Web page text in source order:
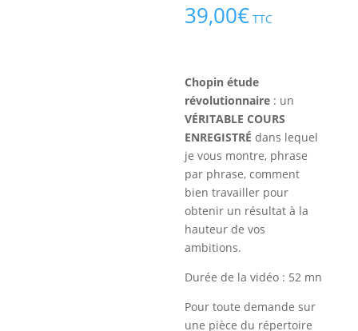
39,00€ TTC
Chopin étude
révolutionnaire : un
VÉRITABLE COURS
ENREGISTRÉ dans lequel
je vous montre, phrase
par phrase, comment
bien travailler pour
obtenir un résultat à la
hauteur de vos
ambitions.
Durée de la vidéo : 52 mn
Pour toute demande sur
une pièce du répertoire